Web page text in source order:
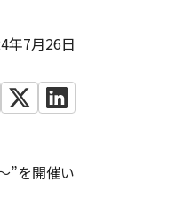
年7月26日
”を開催い